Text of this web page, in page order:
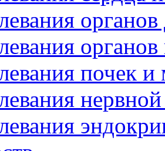
почек